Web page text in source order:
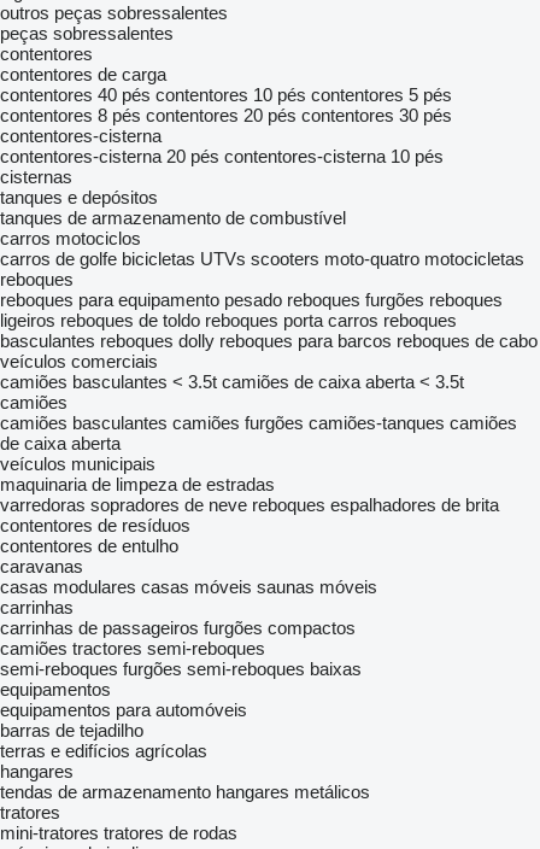
outros peças sobressalentes
peças sobressalentes
contentores
contentores de carga
contentores 40 pés contentores 10 pés contentores 5 pés
contentores 8 pés contentores 20 pés contentores 30 pés
contentores-cisterna
contentores-cisterna 20 pés contentores-cisterna 10 pés
cisternas
tanques e depósitos
tanques de armazenamento de combustível
carros motociclos
carros de golfe bicicletas UTVs scooters moto-quatro motocicletas
reboques
reboques para equipamento pesado reboques furgões reboques
ligeiros reboques de toldo reboques porta carros reboques
basculantes reboques dolly reboques para barcos reboques de cabo
veículos comerciais
camiões basculantes < 3.5t camiões de caixa aberta < 3.5t
camiões
camiões basculantes camiões furgões camiões-tanques camiões
de caixa aberta
veículos municipais
maquinaria de limpeza de estradas
varredoras sopradores de neve reboques espalhadores de brita
contentores de resíduos
contentores de entulho
caravanas
casas modulares casas móveis saunas móveis
carrinhas
carrinhas de passageiros furgões compactos
camiões tractores semi-reboques
semi-reboques furgões semi-reboques baixas
equipamentos
equipamentos para automóveis
barras de tejadilho
terras e edifícios agrícolas
hangares
tendas de armazenamento hangares metálicos
tratores
mini-tratores tratores de rodas